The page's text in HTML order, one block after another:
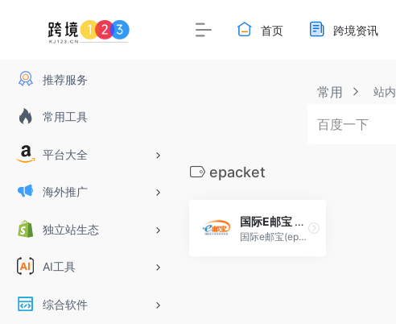
推荐服务
常用工具
平台大全
海外推广
独立站生态
AI工具
综合软件
首页 跨境资讯
常用 站内
epacket
国际E邮宝 epacket
国际e邮宝(epacket)、国际ems经济快递、E特快(e-EMS)中国邮政代理服务,提供在线国际e邮宝运费查询以及EUB、ETK、国际e邮宝查询、EMS跟踪服务。线上线下一件代发服务。